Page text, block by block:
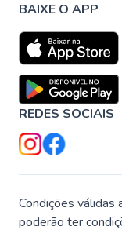
BAIXE O APP
REDES SOCIAIS
Condições válidas
poderão ter